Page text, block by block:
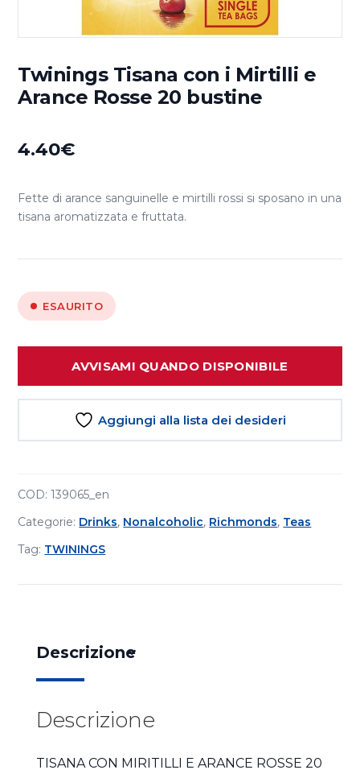
Twinings Tisana con i Mirtilli e
Arance Rosse 20 bustine
4.40€
Fette di arance sanguinelle e mirtilli rossi si sposano in una
tisana aromatizzata e fruttata.
ESAURITO
AVVISAMI QUANDO DISPONIBILE
Aggiungi alla lista dei desideri
COD:139065_en
Categorie: Drinks, Nonalcoholic, Richmonds, Teas
Tag: TWININGS
Descrizione
Descrizione
TISANA CON MIRITILLI E ARANCE ROSSE 20